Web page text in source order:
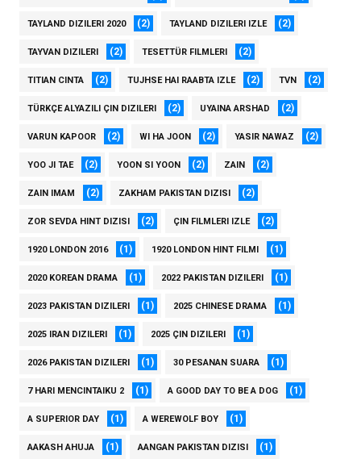
TAYLAND DIZILERI 2020 (2) TAYLAND DIZILERI IZLE (2)
TAYVAN DIZILERI (2) TESETTÜR FILMLERI (2)
TITIAN CINTA (2) TUJHSE HAI RAABTA IZLE (2) TVN (2)
TÜRKÇE ALYAZILI ÇIN DIZILERI (2) UYAINA ARSHAD (2)
VARUN KAPOOR (2) WI HA JOON (2) YASIR NAWAZ (2)
YOO JI TAE (2) YOON SI YOON (2) ZAIN (2)
ZAIN IMAM (2) ZAKHAM PAKISTAN DIZISI (2)
ZOR SEVDA HINT DIZISI (2) ÇIN FILMLERI IZLE (2)
1920 LONDON 2016 (1) 1920 LONDON HINT FILMI (1)
2020 KOREAN DRAMA (1) 2022 PAKISTAN DIZILERI (1)
2023 PAKISTAN DIZILERI (1) 2025 CHINESE DRAMA (1)
2025 IRAN DIZILERI (1) 2025 ÇIN DIZILERI (1)
2026 PAKISTAN DIZILERI (1) 30 PESANAN SUARA (1)
7 HARI MENCINTAIKU 2 (1) A GOOD DAY TO BE A DOG (1)
A SUPERIOR DAY (1) A WEREWOLF BOY (1)
AAKASH AHUJA (1) AANGAN PAKISTAN DIZISI (1)